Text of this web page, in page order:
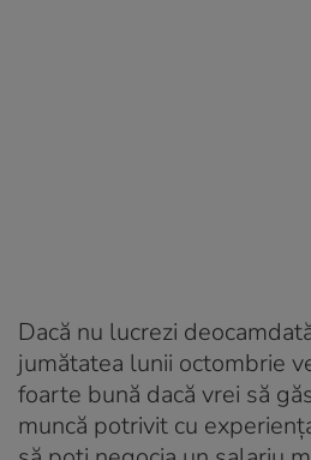
Dacă nu lucrezi
jumătatea lunii octombrie
foarte bună dacă vrei să
muncă potrivit cu